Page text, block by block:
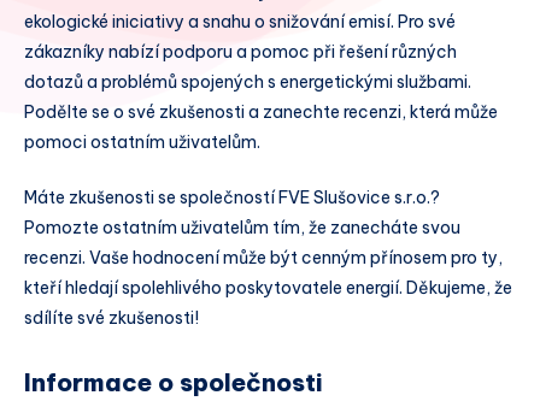
ekologické iniciativy a snahu o snižování emisí. Pro své
zákazníky nabízí podporu a pomoc při řešení různých
dotazů a problémů spojených s energetickými službami.
Podělte se o své zkušenosti a zanechte recenzi, která může
pomoci ostatním uživatelům.
Máte zkušenosti se společností FVE Slušovice s.r.o.?
Pomozte ostatním uživatelům tím, že zanecháte svou
recenzi. Vaše hodnocení může být cenným přínosem pro ty,
kteří hledají spolehlivého poskytovatele energií. Děkujeme, že
sdílíte své zkušenosti!
Informace o společnosti